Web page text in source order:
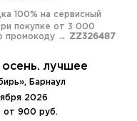
100% на сервисный
покупке от 3 000
промокоду → ZZ326487
осень. лучшее
Барнаул
2026
от 900 руб.